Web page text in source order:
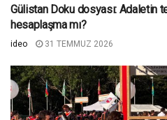
Gülistan Doku dosyası: Adaletin
hesaplaşma mı?
ideo 31 TEMMUZ 2026